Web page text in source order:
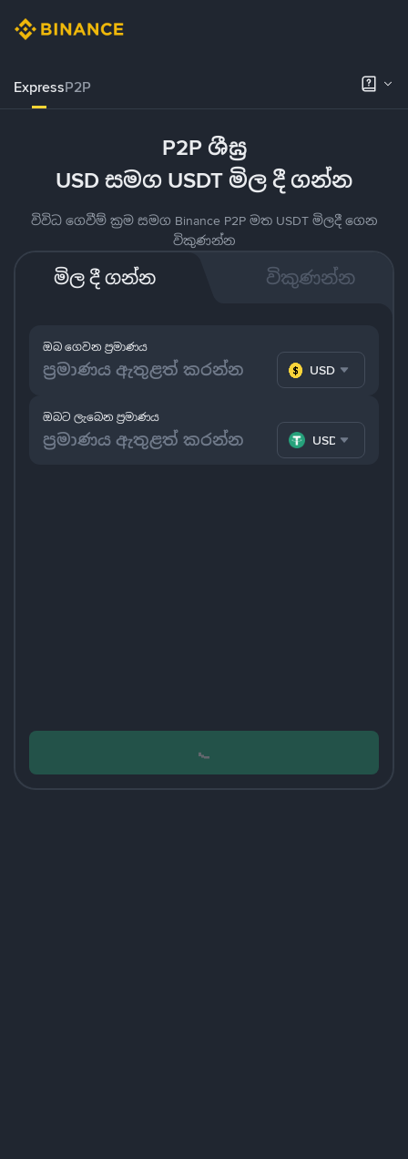
ExpressP2P
P2P ශීඝ්‍ර
USD සමග USDT මිල දී ගන්න
විවිධ ගෙවීම් ක්‍රම සමග Binance P2P මත USDT මිලදී ගෙන
විකුණන්න
මිල දී ගන්න විකුණන්න
ඔබ ගෙවන ප්‍රමාණය
USD
ඔබට ලැබෙන ප්‍රමාණය
USDT